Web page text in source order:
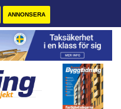
ANNONSERA